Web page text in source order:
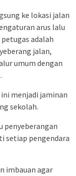
ke lokasi jalan
arus lalu
adalah
jalan,
umum dengan
menjadi jaminan
sekolah.
penyeberangan
setiap pengendara
imbauan agar